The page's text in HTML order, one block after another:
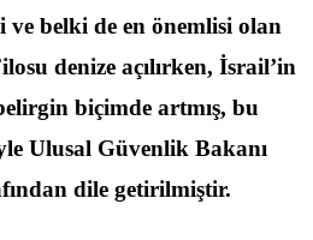
belki de en önemlisi olan
denize açılırken, İsrail’in
biçimde artmış, bu
Ulusal Güvenlik Bakanı
dile getirilmiştir.